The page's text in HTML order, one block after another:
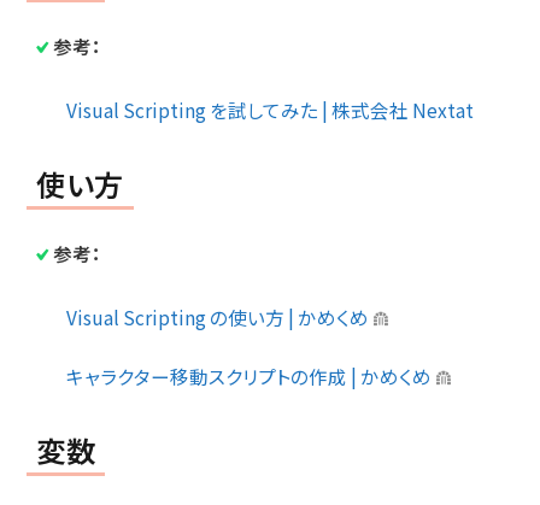
参考：
Visual Scripting を試してみた | 株式会社 Nextat
使い方
参考：
Visual Scripting の使い方 | かめくめ
キャラクター移動スクリプトの作成 | かめくめ
変数